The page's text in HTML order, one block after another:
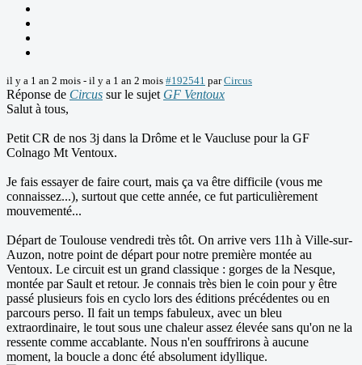
il y a 1 an 2 mois - il y a 1 an 2 mois #192541 parCircus
Réponse de Circus sur le sujet GF Ventoux
Salut à tous,
Petit CR de nos 3j dans la Drôme et le Vaucluse pour la GF
Colnago Mt Ventoux.
Je fais essayer de faire court, mais ça va être difficile (vous me
connaissez...), surtout que cette année, ce fut particulièrement
mouvementé...
Départ de Toulouse vendredi très tôt. On arrive vers 11h à Ville-sur-
Auzon, notre point de départ pour notre première montée au
Ventoux. Le circuit est un grand classique : gorges de la Nesque,
montée par Sault et retour. Je connais très bien le coin pour y être
passé plusieurs fois en cyclo lors des éditions précédentes ou en
parcours perso. Il fait un temps fabuleux, avec un bleu
extraordinaire, le tout sous une chaleur assez élevée sans qu'on ne la
ressente comme accablante. Nous n'en souffrirons à aucune
moment, la boucle a donc été absolument idyllique.